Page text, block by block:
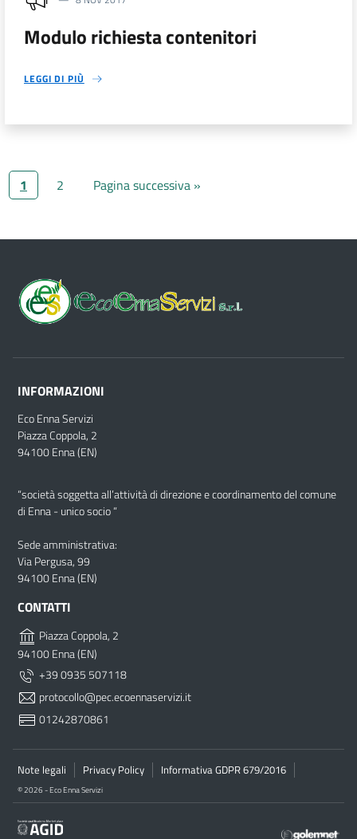
Modulo richiesta contenitori
LEGGI DI PIÙ
1 2 Pagina successiva »
INFORMAZIONI
Eco Enna Servizi
Piazza Coppola, 2
94100 Enna (EN)
“società soggetta all’attività di direzione e coordinamento del comune
di Enna - unico socio “
Sede amministrativa:
Via Pergusa, 99
94100 Enna (EN)
CONTATTI
Piazza Coppola, 2
94100 Enna (EN)
+39 0935 507118
protocollo@pec.ecoennaservizi.it
01242870861
Note legali Privacy Policy Informativa GDPR 679/2016
© 2026 - Eco Enna Servizi